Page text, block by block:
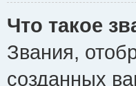
Что такое
Звания,
созданных